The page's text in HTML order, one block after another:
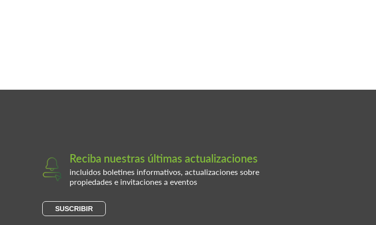
Reciba nuestras últimas actualizaciones
incluidos boletines informativos, actualizaciones sobre
propiedades e invitaciones a eventos
SUSCRIBIR